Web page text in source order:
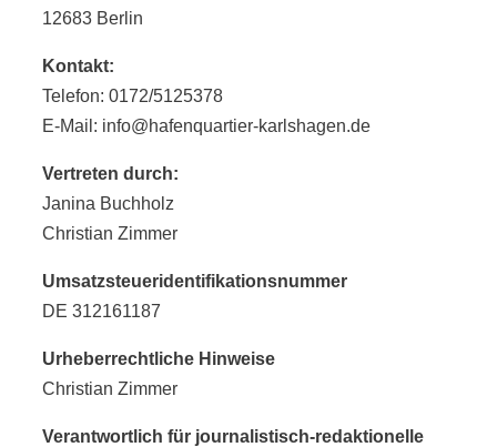
12683 Berlin
Kontakt:
Telefon: 0172/5125378
E-Mail: info@hafenquartier-karlshagen.de
Vertreten durch:
Janina Buchholz
Christian Zimmer
Umsatzsteueridentifikationsnummer
DE 312161187
Urheberrechtliche Hinweise
Christian Zimmer
Verantwortlich für journalistisch-redaktionelle